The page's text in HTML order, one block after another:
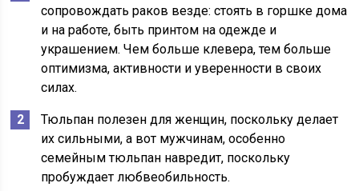
сопровождать раков везде: стоять в горшке дома
и на работе, быть принтом на одежде и
украшением. Чем больше клевера, тем больше
оптимизма, активности и уверенности в своих
силах.
Тюльпан полезен для женщин, поскольку делает
их сильными, а вот мужчинам, особенно
семейным тюльпан навредит, поскольку
пробуждает любвеобильность.